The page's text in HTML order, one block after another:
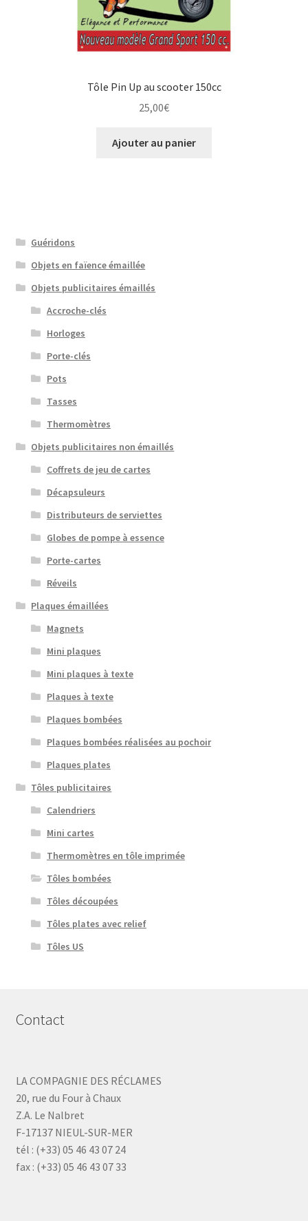
Tôle Pin Up au scooter 150cc
25,00€
Ajouter au panier
Guéridons
Objets en faïence émaillée
Objets publicitaires émaillés
Accroche-clés
Horloges
Porte-clés
Pots
Tasses
Thermomètres
Objets publicitaires non émaillés
Coffrets de jeu de cartes
Décapsuleurs
Distributeurs de serviettes
Globes de pompe à essence
Porte-cartes
Réveils
Plaques émaillées
Magnets
Mini plaques
Mini plaques à texte
Plaques à texte
Plaques bombées
Plaques bombées réalisées au pochoir
Plaques plates
Tôles publicitaires
Calendriers
Mini cartes
Thermomètres en tôle imprimée
Tôles bombées
Tôles découpées
Tôles plates avec relief
Tôles US
Contact
LA COMPAGNIE DES RÉCLAMES
20, rue du Four à Chaux
Z.A. Le Nalbret
F-17137 NIEUL-SUR-MER
tél : (+33) 05 46 43 07 24
fax : (+33) 05 46 43 07 33